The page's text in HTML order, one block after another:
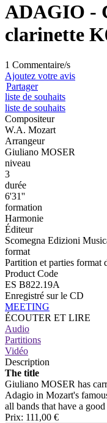
ADAGIO -
clarinette
1 Commentaire/s
Ajoutez votre avis
Partager
liste de souhaits
liste de souhaits
Compositeur
W.A. Mozart
Arrangeur
Giuliano MOSER
niveau
3
durée
6'31''
formation
Harmonie
Éditeur
Scomegna Edizioni
format
Partition et parties format
Product Code
ES B822.19A
Enregistré sur le CD
MEETING
ÉCOUTER ET LIRE
Audio
Partitions
Vidéo
Description
The title
Giuliano MOSER has
Adagio in Mozart's
all bands that have a
Prix: 111,00 €